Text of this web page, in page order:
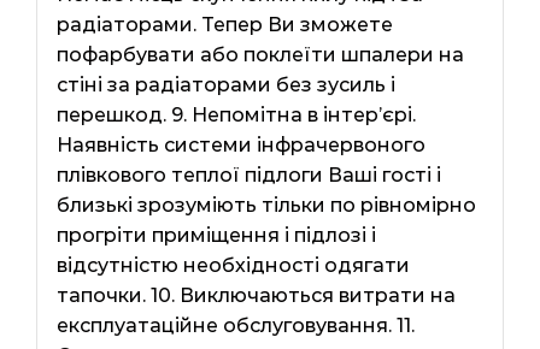
радіаторами. Тепер Ви зможете
пофарбувати або поклеїти шпалери на
стіні за радіаторами без зусиль і
перешкод. 9. Непомітна в інтер’єрі.
Наявність системи інфрачервоного
плівкового теплої підлоги Ваші гості і
близькі зрозуміють тільки по рівномірно
прогріти приміщення і підлозі і
відсутністю необхідності одягати
тапочки. 10. Виключаються витрати на
експлуатаційне обслуговування. 11.